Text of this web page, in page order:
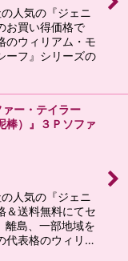
人気の『ジェニ
お買い得価格で
のウィリアム・モ
ーフ』シリーズの
ー・テイラー
棒）』３Ｐソファ
人気の『ジェニ
＆送料無料にてセ
離島、一部地域を
代表格のウィリ…